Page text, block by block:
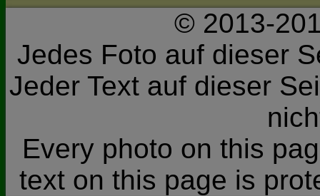
© 2013-
Jedes Foto auf dieser
Jeder Text auf dieser
Every photo on this
text on this page is